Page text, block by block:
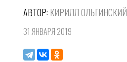
АВТОР: КИРИЛЛ ОЛЬГИНСКИЙ
31 ЯНВАРЯ 2019